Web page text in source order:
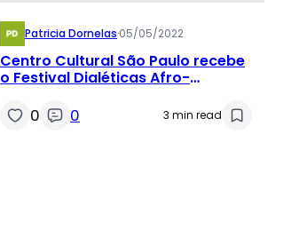
Patricia Dornelas·05/05/2022
Centro Cultural São Paulo recebe
o Festival Dialéticas Afro-
0 0 3 min read